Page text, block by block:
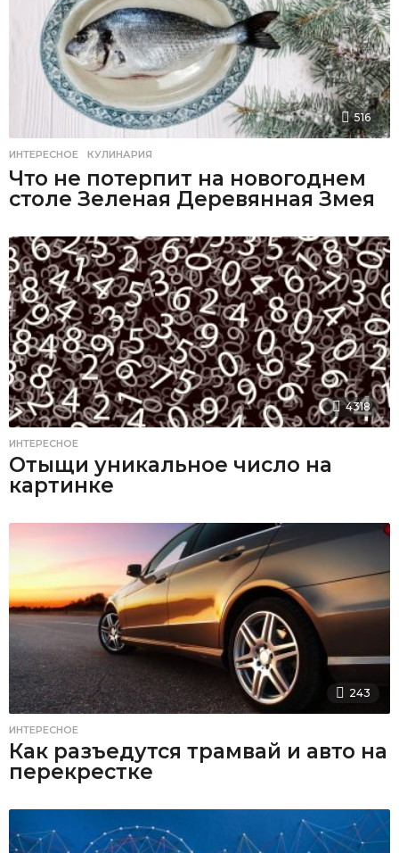
516
ИНТЕРЕСНОЕ ,КУЛИНАРИЯ
Что не потерпит на новогоднем
столе Зеленая Деревянная Змея
4318
ИНТЕРЕСНОЕ
Отыщи уникальное число на
картинке
243
ИНТЕРЕСНОЕ
Как разъедутся трамвай и авто на
перекрестке